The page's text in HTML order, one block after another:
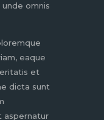
omnis
eaque
et
dicta sunt
aspernatur